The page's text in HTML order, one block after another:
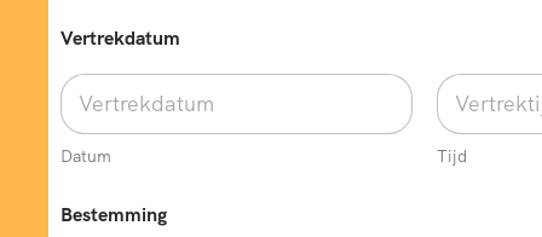
Vertrekdatum
Datum Tijd
Bestemming